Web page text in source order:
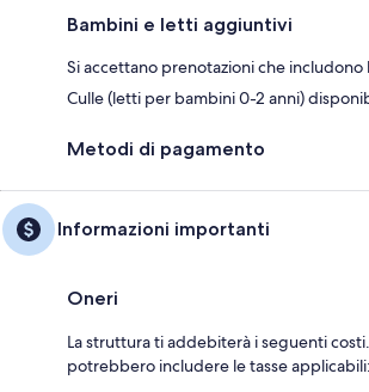
Bambini e letti aggiuntivi
Si accettano prenotazioni che includono
Culle (letti per bambini 0-2 anni)
Metodi di pagamento
Informazioni importanti
Oneri
La struttura ti addebiterà i seguenti
potrebbero includere le tasse applicabili: